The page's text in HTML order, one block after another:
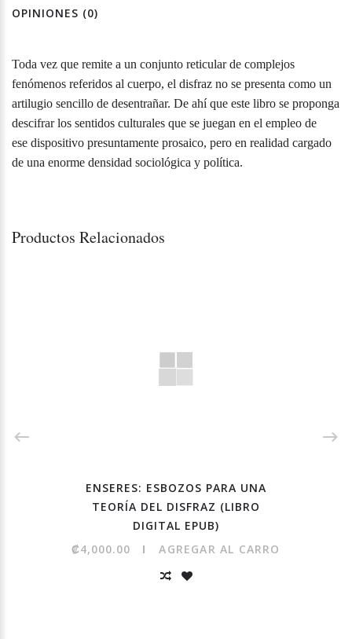
OPINIONES (0)
Toda vez que remite a un conjunto reticular de complejos
fenómenos referidos al cuerpo, el disfraz no se presenta como un
artilugio sencillo de desentrañar. De ahí que este libro se proponga
descifrar los sentidos culturales que se juegan en el empleo de
ese dispositivo presuntamente prosaico, pero en realidad cargado
de una enorme densidad sociológica y política.
Productos Relacionados
ENSERES: ESBOZOS PARA UNA
TEORÍA DEL DISFRAZ (LIBRO
DIGITAL EPUB)
₡4,000.00
AGREGAR AL CARRO